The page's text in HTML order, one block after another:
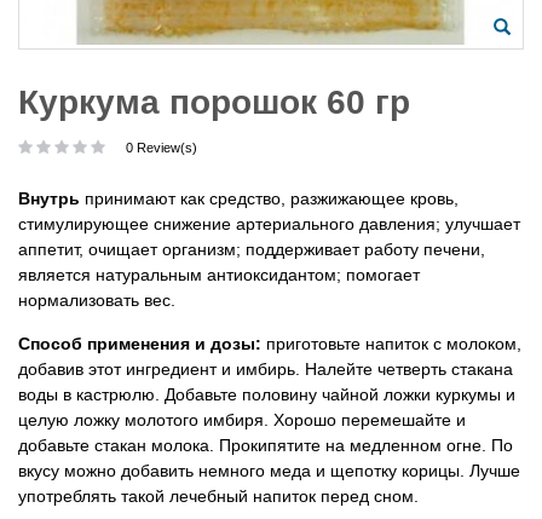
Куркума порошок 60 гр
0 Review(s)
Внутрь принимают как средство, разжижающее кровь,
стимулирующее снижение артериального давления; улучшает
аппетит, очищает организм; поддерживает работу печени,
является натуральным антиоксидантом; помогает
нормализовать вес.
Способ применения и дозы: приготовьте напиток с молоком,
добавив этот ингредиент и имбирь. Налейте четверть стакана
воды в кастрюлю. Добавьте половину чайной ложки куркумы и
целую ложку молотого имбиря. Хорошо перемешайте и
добавьте стакан молока. Прокипятите на медленном огне. По
вкусу можно добавить немного меда и щепотку корицы. Лучше
употреблять такой лечебный напиток перед сном.